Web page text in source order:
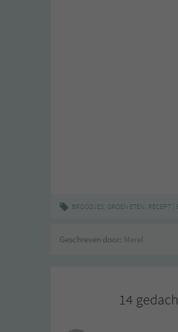
BROODJES, GROEN ETEN, RECEPT
Geschreven door: Merel
14